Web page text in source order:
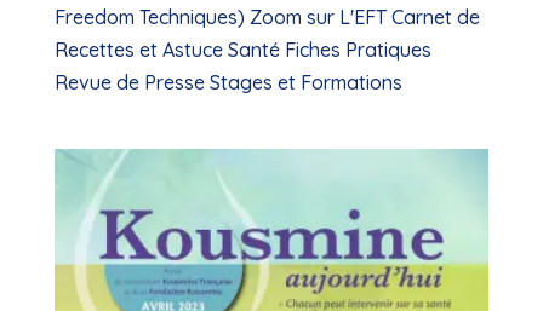
Freedom Techniques) Zoom sur L'EFT Carnet de
Recettes et Astuce Santé Fiches Pratiques
Revue de Presse Stages et Formations